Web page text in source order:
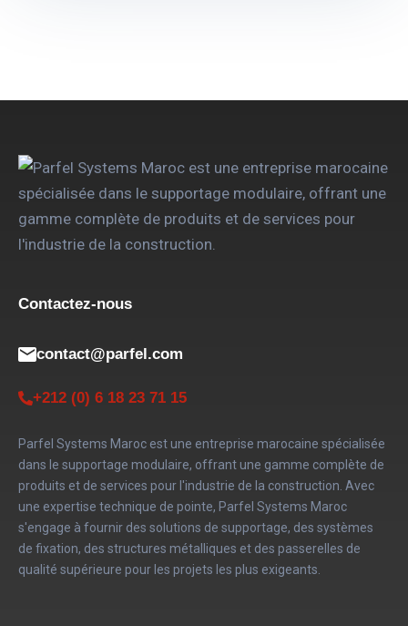
Contactez-nous
contact@parfel.com
+212 (0) 6 18 23 71 15
Parfel Systems Maroc est une entreprise marocaine spécialisée
dans le supportage modulaire, offrant une gamme complète de
produits et de services pour l'industrie de la construction. Avec
une expertise technique de pointe, Parfel Systems Maroc
s'engage à fournir des solutions de supportage, des systèmes
de fixation, des structures métalliques et des passerelles de
qualité supérieure pour les projets les plus exigeants.